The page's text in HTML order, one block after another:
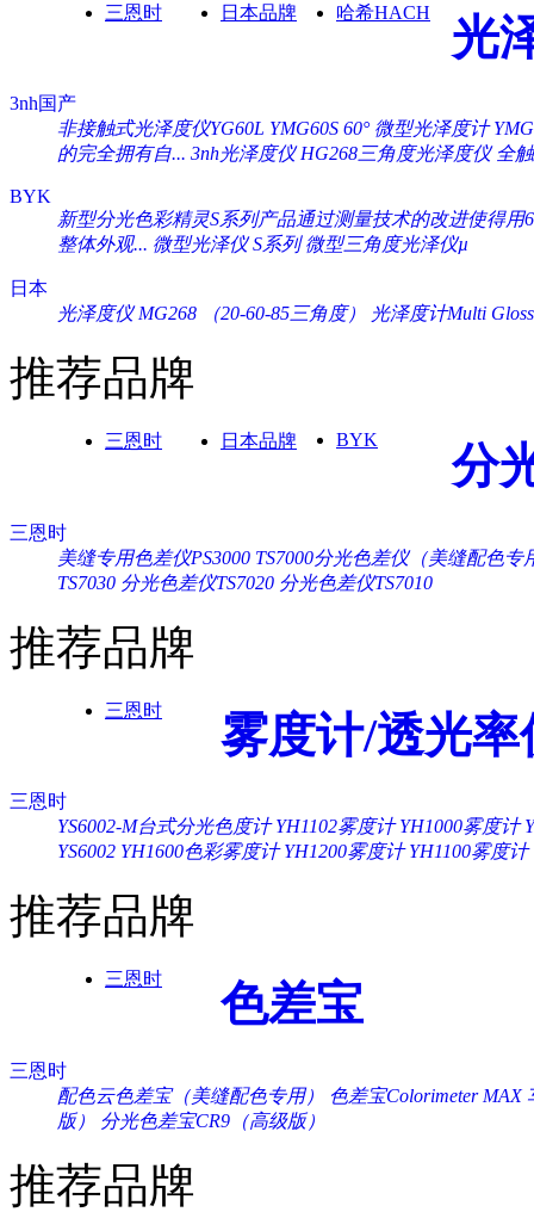
三恩时 日本品牌 哈希HACH 光
3nh国产
非接触式光泽度仪YG60L YMG60S 60° 微型光泽度计
的完全拥有自... 3nh光泽度仪 HG268三角度光泽度仪 全
BYK
新型分光色彩精灵S系列产品通过测量技术的改进使得用
整体外观... 微型光泽仪 S系列 微型三角度光泽仪µ
日本
光泽度仪 MG268 （20-60-85三角度）
光泽度计Multi
推荐品牌
三恩时 日本品牌 BYK 分
三恩时
美缝专用色差仪PS3000 TS7000分光色差仪（美缝配色专
TS7030 分光色差仪TS7020 分光色差仪TS7010
推荐品牌
三恩时 雾度计/透光率
三恩时
YS6002-M台式分光色度计 YH1102雾度计 YH1000雾度计
YS6002 YH1600色彩雾度计 YH1200雾度计 YH1100雾度计
推荐品牌
三恩时 色差宝
三恩时
配色云色差宝（美缝配色专用）
色差宝Colorimeter MAX
版）
分光色差宝CR9（高级版）
推荐品牌